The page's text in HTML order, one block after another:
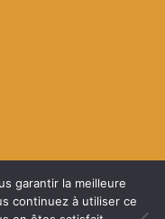
garantir la meilleure
continuez à utiliser ce